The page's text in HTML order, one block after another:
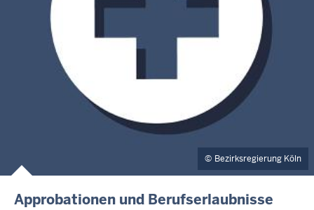
Bezirksregierung Köln
Approbationen und Berufserlaubnisse